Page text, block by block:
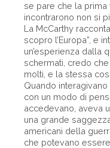
se pare che la
incontrarono non si
La McCarthy
scopro l’Europa”, e
un’esperienza dalla
schermati, credo
molti, e la stessa
Quando
con un modo di
accedevano, aveva
una grande
americani della
che potevano